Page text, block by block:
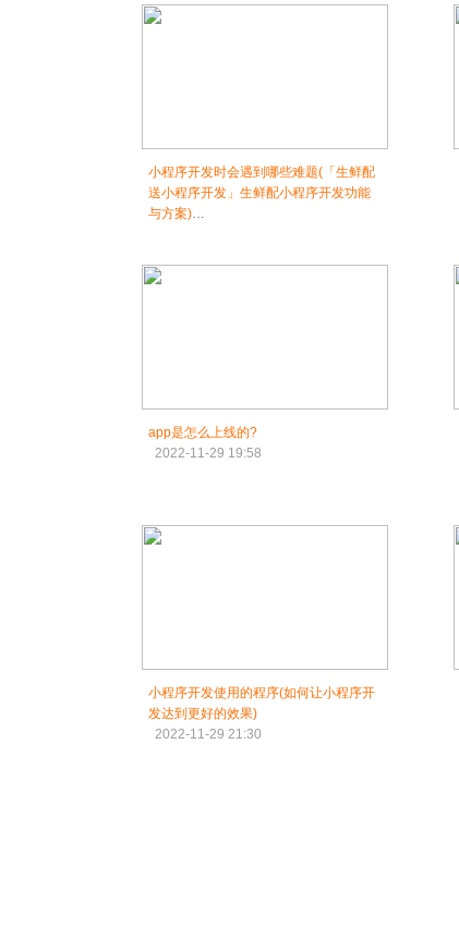
小程序开发时会遇到哪些难题(「生鲜配
送小程序开发」生鲜配小程序开发功能
与方案)
app是怎么上线的?
2022-11-29 19:58
小程序开发使用的程序(如何让小程序开
发达到更好的效果)
2022-11-29 21:30